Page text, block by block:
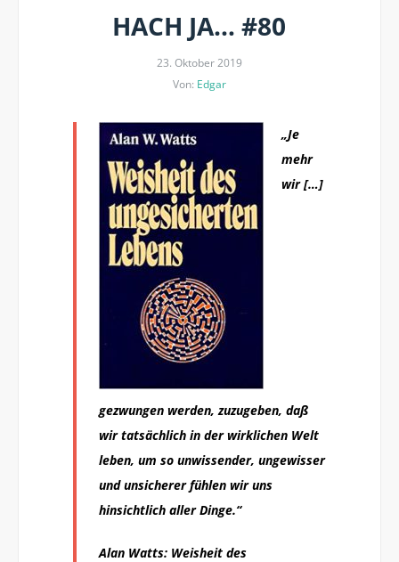
HACH JA… #80
23. Oktober 2019
Von: Edgar
„Je
mehr
wir […]
gezwungen werden, zuzugeben, daß
wir tatsächlich in der wirklichen Welt
leben, um so unwissender, ungewisser
und unsicherer fühlen wir uns
hinsichtlich aller Dinge.“
Alan Watts: Weisheit des